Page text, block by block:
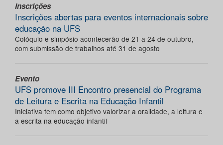
Inscrições
Inscrições abertas para eventos internacionais sobre
educação na UFS
Colóquio e simpósio acontecerão de 21 a 24 de outubro,
com submissão de trabalhos até 31 de agosto
Evento
UFS promove III Encontro presencial do Programa
de Leitura e Escrita na Educação Infantil
Iniciativa tem como objetivo valorizar a oralidade, a leitura e
a escrita na educação infantil